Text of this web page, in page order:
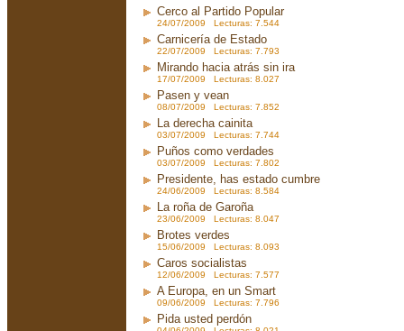
Cerco al Partido Popular
24/07/2009 Lecturas: 7.544
Carnicería de Estado
22/07/2009 Lecturas: 7.793
Mirando hacia atrás sin ira
17/07/2009 Lecturas: 8.027
Pasen y vean
08/07/2009 Lecturas: 7.852
La derecha cainita
03/07/2009 Lecturas: 7.744
Puños como verdades
03/07/2009 Lecturas: 7.802
Presidente, has estado cumbre
24/06/2009 Lecturas: 8.584
La roña de Garoña
23/06/2009 Lecturas: 8.047
Brotes verdes
15/06/2009 Lecturas: 8.093
Caros socialistas
12/06/2009 Lecturas: 7.577
A Europa, en un Smart
09/06/2009 Lecturas: 7.796
Pida usted perdón